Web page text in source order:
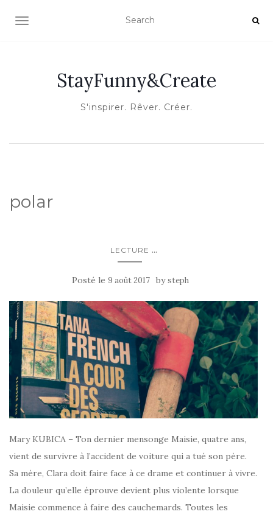
OUVRIR/FERMER LA NAVIGATION
StayFunny&Create
S'inspirer. Rêver. Créer.
polar
LECTURE ...
Posté le 9 août 2017 bysteph
Mary KUBICA – Ton dernier mensonge Maisie, quatre ans,
vient de survivre à l’accident de voiture qui a tué son père.
Sa mère, Clara doit faire face à ce drame et continuer à vivre.
La douleur qu’elle éprouve devient plus violente lorsque
Maisie commence à faire des cauchemards. Toutes les